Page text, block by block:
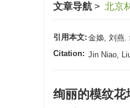
文章导航 > 北京
引用本文: 金嬝, 刘燕.
Citation: Jin Niao,
绚丽的模纹花